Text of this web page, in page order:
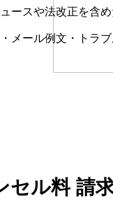
ースや法改正を含
メール例文・トラ
セル料 請